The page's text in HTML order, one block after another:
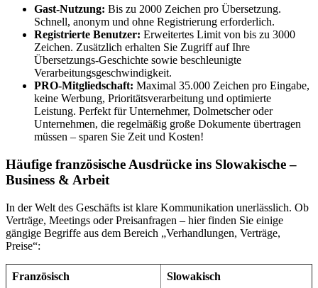
Gast-Nutzung: Bis zu 2000 Zeichen pro Übersetzung.
Schnell, anonym und ohne Registrierung erforderlich.
Registrierte Benutzer: Erweitertes Limit von bis zu 3000
Zeichen. Zusätzlich erhalten Sie Zugriff auf Ihre
Übersetzungs-Geschichte sowie beschleunigte
Verarbeitungsgeschwindigkeit.
PRO-Mitgliedschaft: Maximal 35.000 Zeichen pro Eingabe,
keine Werbung, Prioritätsverarbeitung und optimierte
Leistung. Perfekt für Unternehmer, Dolmetscher oder
Unternehmen, die regelmäßig große Dokumente übertragen
müssen – sparen Sie Zeit und Kosten!
Häufige französische Ausdrücke ins Slowakische –
Business & Arbeit
In der Welt des Geschäfts ist klare Kommunikation unerlässlich. Ob
Verträge, Meetings oder Preisanfragen – hier finden Sie einige
gängige Begriffe aus dem Bereich „Verhandlungen, Verträge,
Preise“:
Französisch Slowakisch